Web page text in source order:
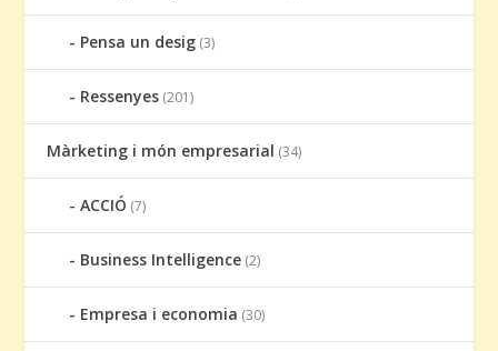
Pensa un desig (3)
Ressenyes (201)
Màrketing i món empresarial (34)
ACCIÓ (7)
Business Intelligence (2)
Empresa i economia (30)